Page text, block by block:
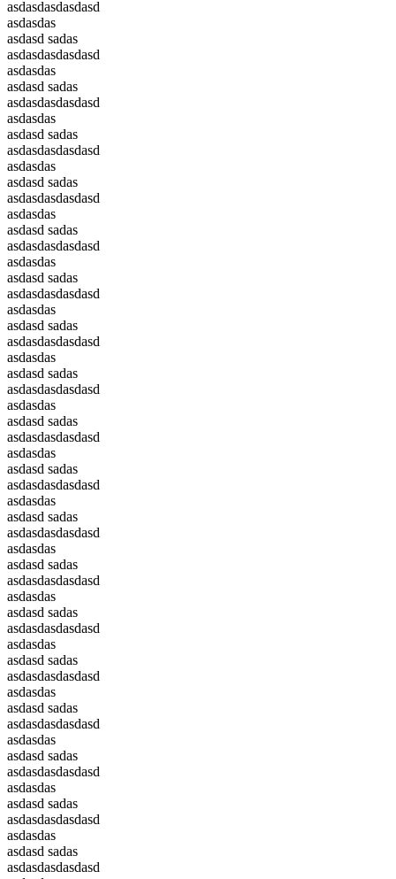
asdasdasdasdasd
asdasdas
asdasd sadas
asdasdasdasdasd
asdasdas
asdasd sadas
asdasdasdasdasd
asdasdas
asdasd sadas
asdasdasdasdasd
asdasdas
asdasd sadas
asdasdasdasdasd
asdasdas
asdasd sadas
asdasdasdasdasd
asdasdas
asdasd sadas
asdasdasdasdasd
asdasdas
asdasd sadas
asdasdasdasdasd
asdasdas
asdasd sadas
asdasdasdasdasd
asdasdas
asdasd sadas
asdasdasdasdasd
asdasdas
asdasd sadas
asdasdasdasdasd
asdasdas
asdasd sadas
asdasdasdasdasd
asdasdas
asdasd sadas
asdasdasdasdasd
asdasdas
asdasd sadas
asdasdasdasdasd
asdasdas
asdasd sadas
asdasdasdasdasd
asdasdas
asdasd sadas
asdasdasdasdasd
asdasdas
asdasd sadas
asdasdasdasdasd
asdasdas
asdasd sadas
asdasdasdasdasd
asdasdas
asdasd sadas
asdasdasdasdasd